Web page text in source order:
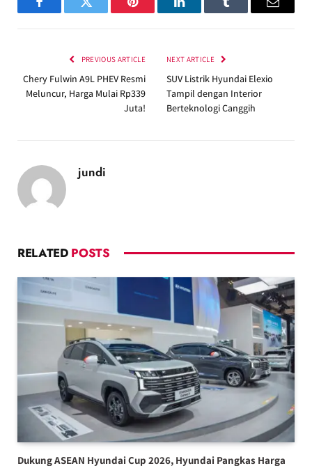
FacebookTwitter Pinterest LinkedInTumblr Email
PREVIOUS ARTICLE
Chery Fulwin A9L PHEV Resmi
Meluncur, Harga Mulai Rp339
Juta!
NEXT ARTICLE
SUV Listrik Hyundai Elexio
Tampil dengan Interior
Berteknologi Canggih
jundi
RELATED POSTS
Dukung ASEAN Hyundai Cup 2026, Hyundai Pangkas Harga